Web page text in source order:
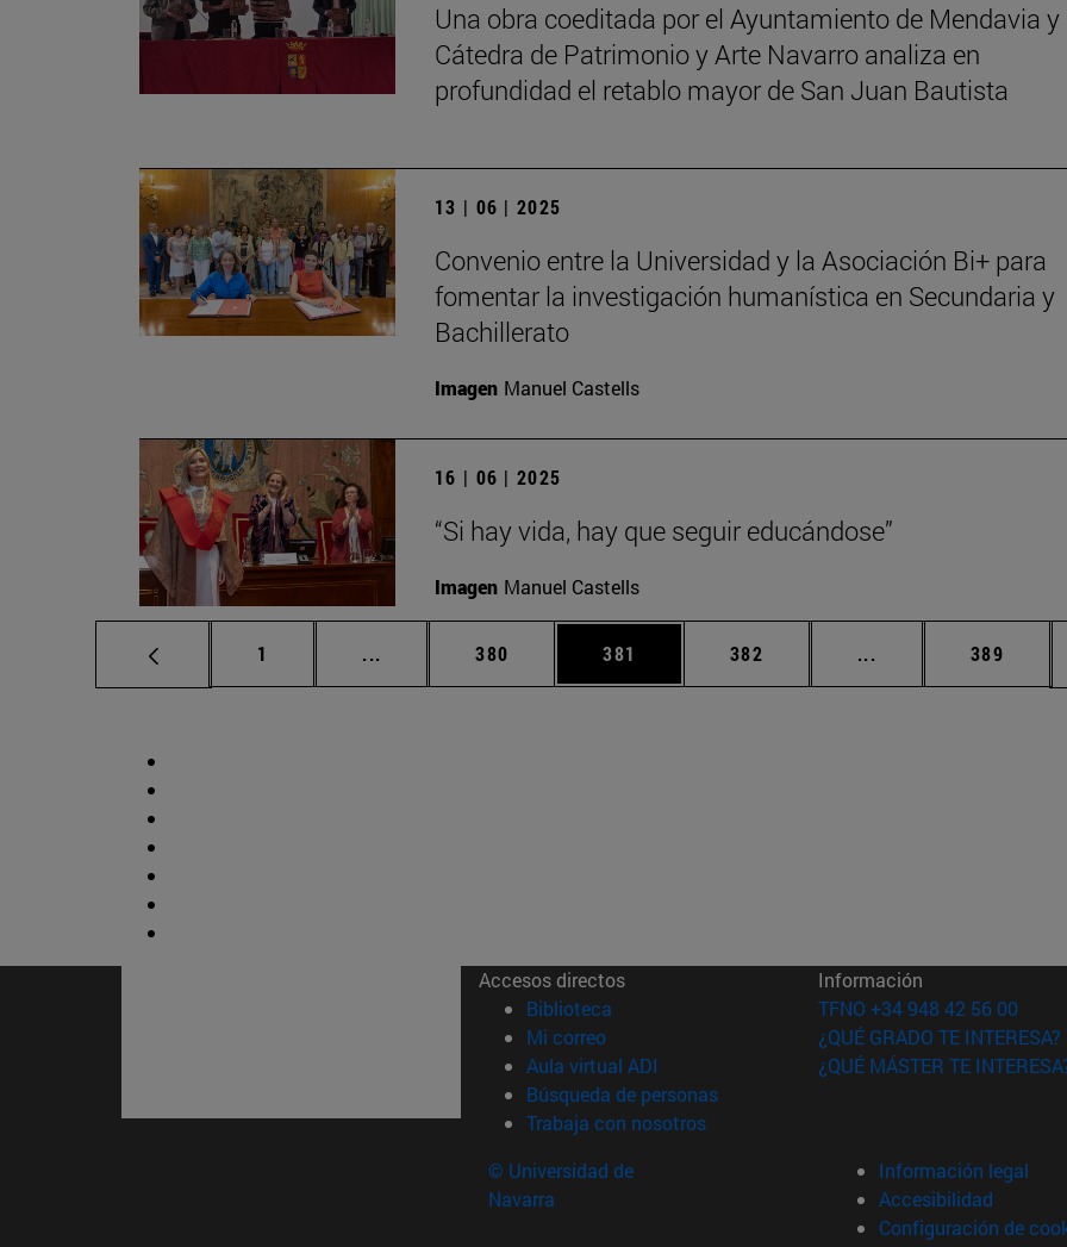
Una obra coeditada por el Ayuntamiento de Mendavia y
Cátedra de Patrimonio y Arte Navarro analiza en
profundidad el retablo mayor de San Juan Bautista
13 | 06 | 2025
Convenio entre la Universidad y la Asociación Bi+ para
fomentar la investigación humanística en Secundaria y
Bachillerato
Imagen Manuel Castells
16 | 06 | 2025
“Si hay vida, hay que seguir educándose”
Imagen Manuel Castells
Página
1 ... Páginas intermedias Use TAB para desplazarse.
Página
380 Página
381 Página
382 ... Páginas Página
389
Accesos directos
Biblioteca (abre en nueva ventana)
Mi correo(abre en nueva ventana)
Aula virtual ADI (abre en nueva ventana)
Búsqueda de personas(abre en nueva ventana)
Trabaja con nosotros(abre en nueva ventana)
Información
TFNO +34 948 42 56 00
¿QUÉ GRADO TE INTERESA?
¿QUÉ MÁSTER TE
© Universidad de
Navarra
Información legal
Accesibilidad
Configuración de